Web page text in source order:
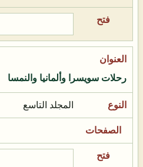
رحلات سويسرا وألمانيا والنمسا
المجلد التاسع